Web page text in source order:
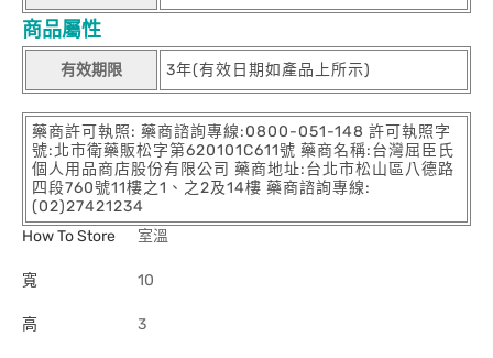
商品屬性
有效期限 3年(有效日期如產品上所示)
藥商許可執照: 藥商諮詢專線:0800-051-148 許可執照字
號:北市衛藥販松字第620101C611號 藥商名稱:台灣屈臣氏
個人用品商店股份有限公司 藥商地址:台北市松山區八德路
四段760號11樓之1、之2及14樓 藥商諮詢專線:
(02)27421234
How To Store
室溫
寬 10
高 3